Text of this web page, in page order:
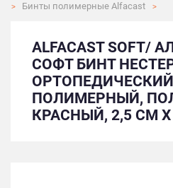
Бинты полимерные Alfacast
ALFACAST SOFT/
СОФТ БИНТ
ОРТОПЕДИЧЕСКИЙ
ПОЛИМЕРНЫЙ,
КРАСНЫЙ, 2,5 СМ Х